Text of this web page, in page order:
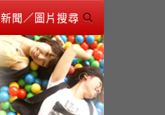
新聞／圖片搜尋